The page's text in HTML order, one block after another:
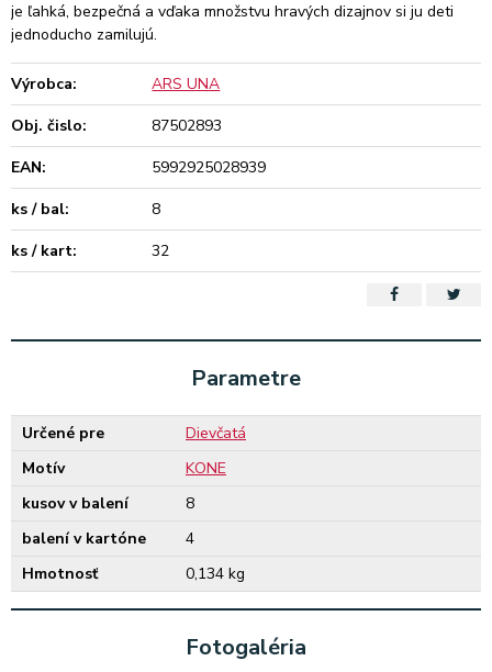
je ľahká, bezpečná a vďaka množstvu hravých dizajnov si ju deti
jednoducho zamilujú.
Výrobca:
ARS UNA
Obj. čislo:
87502893
EAN:
5992925028939
ks / bal:
8
ks / kart:
32
Parametre
Určené pre
Dievčatá
Motív
KONE
kusov v balení
8
balení v kartóne
4
Hmotnosť
0,134 kg
Fotogaléria